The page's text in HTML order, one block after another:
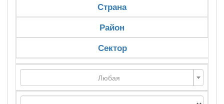
Страна
Район
Сектор
Любая